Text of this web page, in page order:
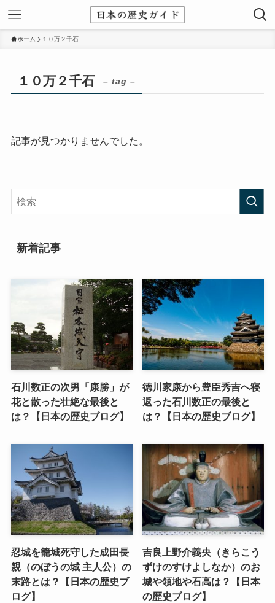
ホーム １０万２千石
１０万２千石 – tag –
記事が見つかりませんでした。
新着記事
石川数正の次男「康勝」が
花と散った壮絶な最後と
は？【日本の歴史ブログ】
徳川家康から豊臣秀吉へ寝
返った石川数正の最後と
は？【日本の歴史ブログ】
忍城を籠城死守した成田長
親（のぼうの城 主人公）の
末路とは？【日本の歴史ブ
ログ】
吉良上野介義央（きらこう
ずけのすけよしなか）のお
城や領地や石高は？【日本
の歴史ブログ】